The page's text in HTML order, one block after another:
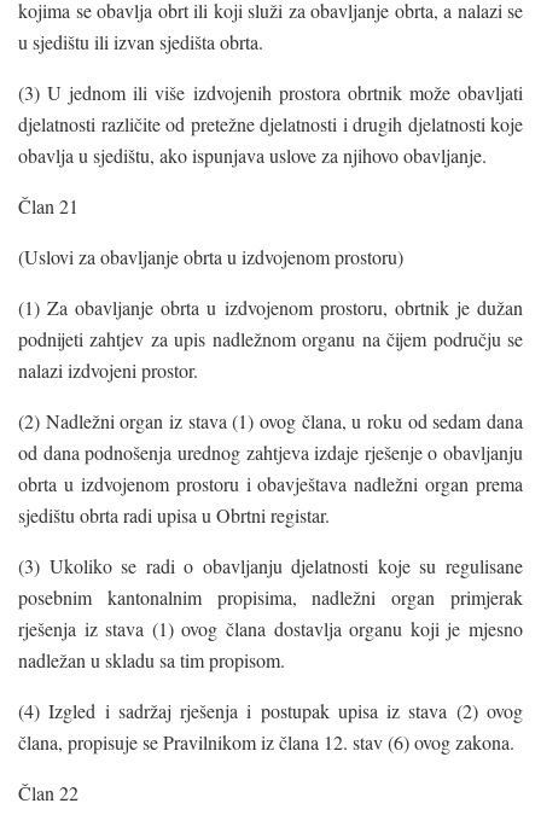
kojima se obavlja obrt ili koji služi za obavljanje obrta, a nalazi se
u sjedištu ili izvan sjedišta obrta.
(3) U jednom ili više izdvojenih prostora obrtnik može obavljati
djelatnosti različite od pretežne djelatnosti i drugih djelatnosti koje
obavlja u sjedištu, ako ispunjava uslove za njihovo obavljanje.
Član 21
(Uslovi za obavljanje obrta u izdvojenom prostoru)
(1) Za obavljanje obrta u izdvojenom prostoru, obrtnik je dužan
podnijeti zahtjev za upis nadležnom organu na čijem području se
nalazi izdvojeni prostor.
(2) Nadležni organ iz stava (1) ovog člana, u roku od sedam dana
od dana podnošenja urednog zahtjeva izdaje rješenje o obavljanju
obrta u izdvojenom prostoru i obavještava nadležni organ prema
sjedištu obrta radi upisa u Obrtni registar.
(3) Ukoliko se radi o obavljanju djelatnosti koje su regulisane
posebnim kantonalnim propisima, nadležni organ primjerak
rješenja iz stava (1) ovog člana dostavlja organu koji je mjesno
nadležan u skladu sa tim propisom.
(4) Izgled i sadržaj rješenja i postupak upisa iz stava (2) ovog
člana, propisuje se Pravilnikom iz člana 12. stav (6) ovog zakona.
Član 22